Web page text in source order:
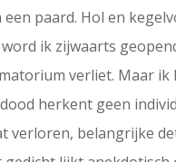
een paard. Hol en
ik zijwaarts
verliet. Maar ik
herkent geen
verloren, belangrijke